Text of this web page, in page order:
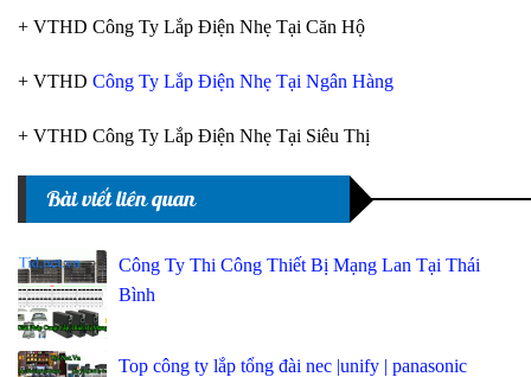
+ VTHD Công Ty Lắp Điện Nhẹ Tại Căn Hộ
+ VTHD Công Ty Lắp Điện Nhẹ Tại Ngân Hàng
+ VTHD Công Ty Lắp Điện Nhẹ Tại Siêu Thị
Bài viết liên quan
Công Ty Thi Công Thiết Bị Mạng Lan Tại Thái
Bình
Top công ty lắp tổng đài nec |unify | panasonic